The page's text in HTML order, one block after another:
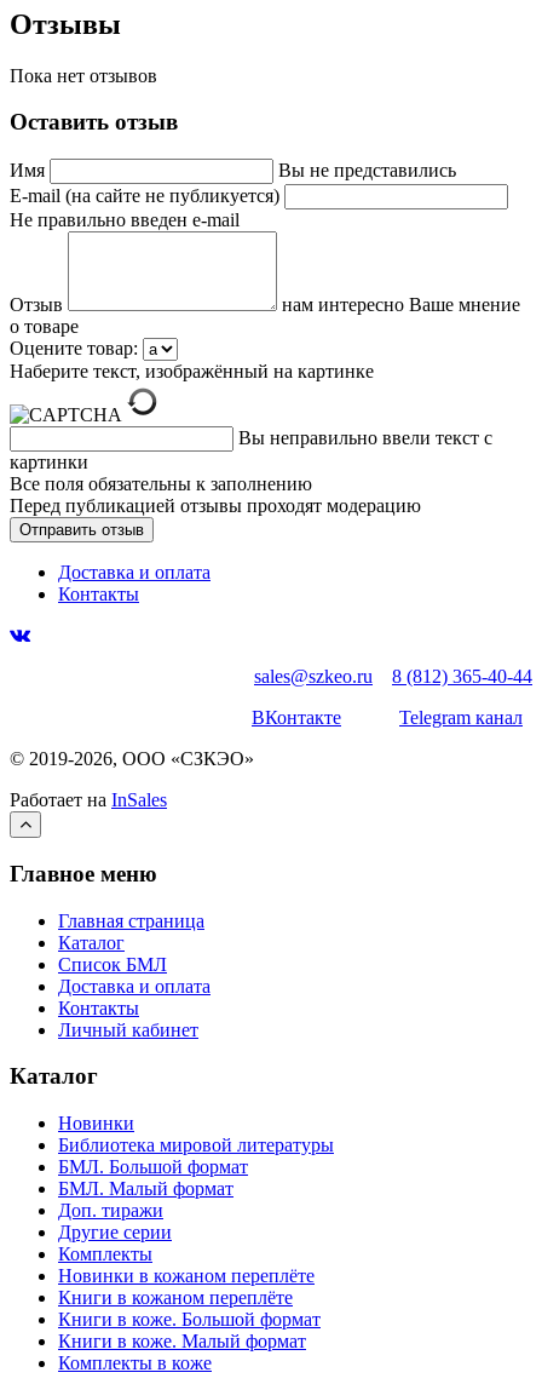
Отзывы
Пока нет отзывов
Оставить отзыв
Имя
Вы не представились
E-mail (на сайте не публикуется)
Не правильно введен e-mail
Отзыв
нам интересно Ваше мнение
о товаре
Оцените товар:
Наберите текст, изображённый на картинке
Вы неправильно ввели текст с
картинки
Все поля обязательны к заполнению
Перед публикацией отзывы проходят модерацию
Доставка и оплата
Контакты
sales@szkeo.ru
8 (812) 365-40-44
ВКонтакте
Telegram канал
© 2019-2026, ООО «СЗКЭО»
Работает на InSales
Главное меню
Главная страница
Каталог
Список БМЛ
Доставка и оплата
Контакты
Личный кабинет
Каталог
Новинки
Библиотека мировой литературы
БМЛ. Большой формат
БМЛ. Малый формат
Доп. тиражи
Другие серии
Комплекты
Новинки в кожаном переплёте
Книги в кожаном переплёте
Книги в коже. Большой формат
Книги в коже. Малый формат
Комплекты в коже